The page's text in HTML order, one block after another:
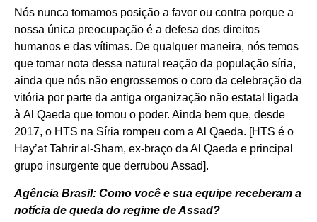
Nós nunca tomamos posição a favor ou contra porque a
nossa única preocupação é a defesa dos direitos
humanos e das vítimas. De qualquer maneira, nós temos
que tomar nota dessa natural reação da população síria,
ainda que nós não engrossemos o coro da celebração da
vitória por parte da antiga organização não estatal ligada
à Al Qaeda que tomou o poder. Ainda bem que, desde
2017, o HTS na Síria rompeu com a Al Qaeda. [HTS é o
Hay’at Tahrir al-Sham, ex-braço da Al Qaeda e principal
grupo insurgente que derrubou Assad].
Agência Brasil: Como você e sua equipe receberam a
notícia de queda do regime de Assad?